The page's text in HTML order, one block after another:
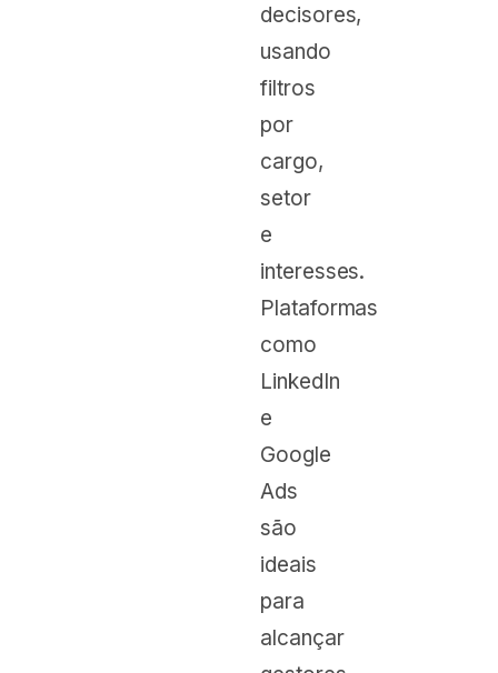
decisores,
usando
filtros
por
cargo,
setor
e
interesses.
Plataformas
como
LinkedIn
e
Google
Ads
são
ideais
para
alcançar